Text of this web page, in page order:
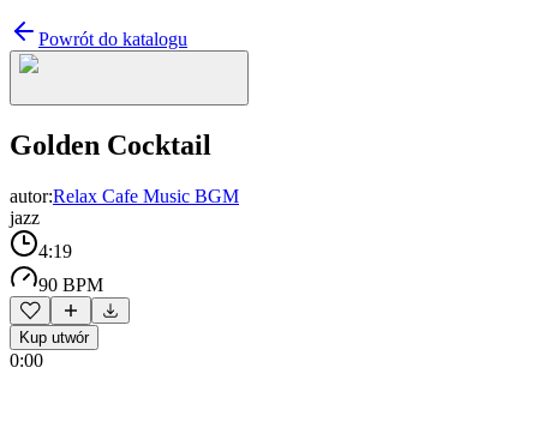
Powrót do katalogu
Golden Cocktail
autor:Relax Cafe Music BGM
jazz
4:19
90 BPM
Kup utwór
0:00